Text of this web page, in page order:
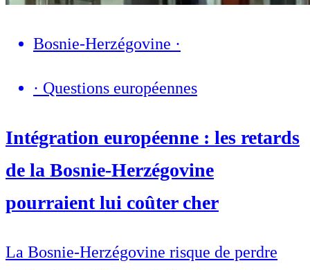
Bosnie-Herzégovine ·
· Questions européennes
Intégration européenne : les retards
de la Bosnie-Herzégovine
pourraient lui coûter cher
La Bosnie-Herzégovine risque de perdre